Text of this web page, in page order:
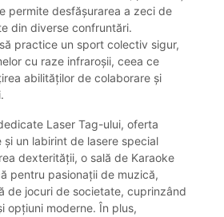
permite desfășurarea a zeci de
din diverse confruntări.
practice un sport colectiv sigur,
cu raze infraroșii, ceea ce
abilităților de colaborare și
Laser Tag-ului, oferta
și un labirint de lasere special
dexterității, o sală de Karaoke
pentru pasionații de muzică,
de jocuri de societate, cuprinzând
opțiuni moderne. În plus,